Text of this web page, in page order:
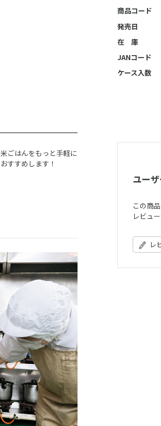
ごはんをもっと手軽に
すすめします！
商品コード
発売日
在 庫
JANコード
ケース入数
ユー
この商
レビュ
レ